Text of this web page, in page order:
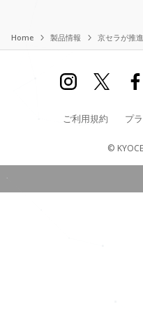
Home 製品情報 京セラが推
ご利用規約 プ
©